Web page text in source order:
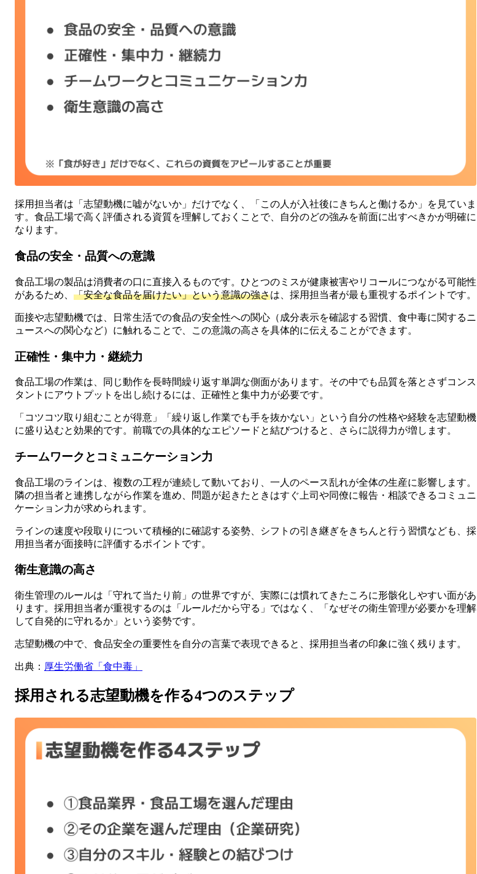
採用担当者は「志望動機に嘘がないか」だけでなく、「この人が入社後にきちんと働けるか」を見ていま
す。食品工場で高く評価される資質を理解しておくことで、自分のどの強みを前面に出すべきかが明確に
なります。
食品の安全・品質への意識
食品工場の製品は消費者の口に直接入るものです。ひとつのミスが健康被害やリコールにつながる可能性
があるため、 「安全な食品を届けたい」という意識の強さは、採用担当者が最も重視するポイントです。
面接や志望動機では、日常生活での食品の安全性への関心（成分表示を確認する習慣、食中毒に関するニ
ュースへの関心など）に触れることで、この意識の高さを具体的に伝えることができます。
正確性・集中力・継続力
食品工場の作業は、同じ動作を長時間繰り返す単調な側面があります。その中でも品質を落とさずコンス
タントにアウトプットを出し続けるには、正確性と集中力が必要です。
「コツコツ取り組むことが得意」「繰り返し作業でも手を抜かない」という自分の性格や経験を志望動機
に盛り込むと効果的です。前職での具体的なエピソードと結びつけると、さらに説得力が増します。
チームワークとコミュニケーション力
食品工場のラインは、複数の工程が連続して動いており、一人のペース乱れが全体の生産に影響します。
隣の担当者と連携しながら作業を進め、問題が起きたときはすぐ上司や同僚に報告・相談できるコミュニ
ケーション力が求められます。
ラインの速度や段取りについて積極的に確認する姿勢、シフトの引き継ぎをきちんと行う習慣なども、採
用担当者が面接時に評価するポイントです。
衛生意識の高さ
衛生管理のルールは「守れて当たり前」の世界ですが、実際には慣れてきたころに形骸化しやすい面があ
ります。採用担当者が重視するのは「ルールだから守る」ではなく、「なぜその衛生管理が必要かを理解
して自発的に守れるか」という姿勢です。
志望動機の中で、食品安全の重要性を自分の言葉で表現できると、採用担当者の印象に強く残ります。
出典： 厚生労働省「食中毒」
採用される志望動機を作る4つのステップ